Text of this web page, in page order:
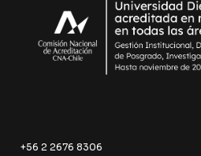
+56 2 2676 8306